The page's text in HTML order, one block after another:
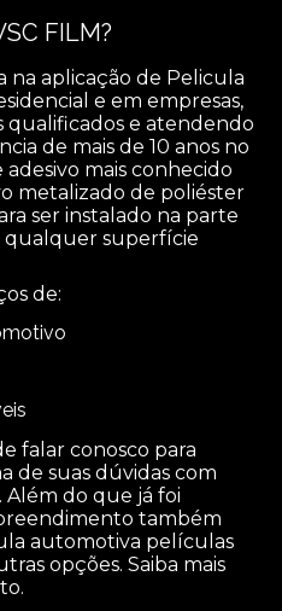
FILM?
na aplicação de Pelicula
e em empresas,
qualificados e atendendo
de mais de 10 anos no
mais conhecido
metalizado de poliéster
ser instalado na parte
superfície
de:
falar conosco para
de suas dúvidas com
Além do que já foi
também
automotiva películas
opções. Saiba mais